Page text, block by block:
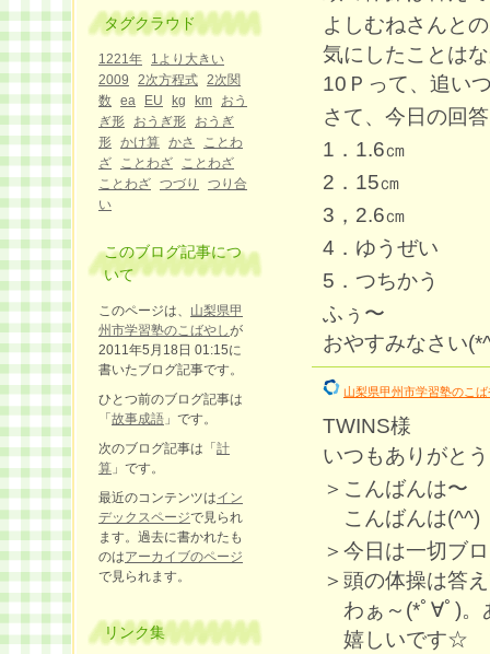
よしむねさんと
気にしたことは
10Ｐって、追い
さて、今日の回
1．1.6㎝
2．15㎝
3，2.6㎝
4．ゆうぜい
5．つちかう
ふぅ〜
おやすみなさい
山梨県甲州市学習塾のこば
TWINS様
いつもありがと
＞こんばんは〜
こんばんは(^^)
＞今日は一切ブ
＞頭の体操は答
わぁ～(*ﾟ∀ﾟ)。
嬉しいです☆
タグクラウド
1221年
1より大きい
2009
2次方程式 2次関
数
ea EU kg km
おう
ぎ形
おうぎ形
おうぎ
形 かけ算 かさ
ことわ
ざ
ことわざ
ことわざ
ことわざ つづり
つり合
い
このブログ記事につ
いて
このページは、 山梨県甲
州市学習塾のこばやしが
2011年5月18日 01:15に
書いたブログ記事です。
ひとつ前のブログ記事は
「 故事成語 」です。
次のブログ記事は「 計
算 」です。
最近のコンテンツはイン
デックスページで見られ
ます。過去に書かれたも
のはアーカイブのページ
で見られます。
リンク集